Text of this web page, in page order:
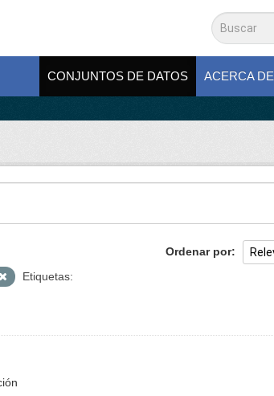
CONJUNTOS DE DATOS ACERCA DE
Ordenar por
Etiquetas: